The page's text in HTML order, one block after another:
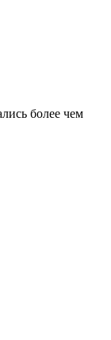
более чем